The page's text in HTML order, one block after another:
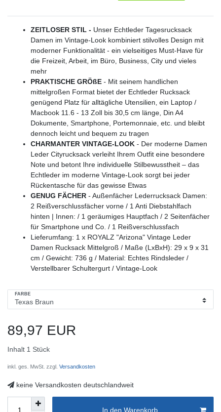
ZEITLOSER STIL - Unser Echtleder Tagesrucksack
Damen im Vintage-Look kombiniert stilvolles Design mit
moderner Funktionalität - ein vielseitiges Must-Have für
die Freizeit, Arbeit, im Büro, Business, City und vieles
mehr
PRAKTISCHE GRÖßE - Mit seinem handlichen
mittelgroßen Format bietet der Echtleder Rucksack
genügend Platz für alltägliche Utensilien, ein Laptop /
Macbook 11.6 - 13 Zoll bis 30,5 cm länge, Din A4
Dokumente, Smartphone, Portemonnaie, etc. und bleibt
dennoch leicht und bequem zu tragen
CHARMANTER VINTAGE-LOOK - Der moderne Damen
Leder Cityrucksack verleiht Ihrem Outfit eine besondere
Note und betont Ihre individuelle Stilbewusstheit – das
Echtleder im moderne Vintage-Look sorgt bei jeder
Rückentasche für das gewisse Etwas
GENUG FÄCHER - Außenfächer Lederrucksack Damen:
2 Reißverschlussfächer vorne / 1 Anti Diebstahlfach
hinten | Innen: / 1 geräumiges Hauptfach / 2 Seitenfächer
für Smartphone und Co. / 1 Reißverschlussfach
Lieferumfang: 1 x ROYALZ "Arizona" Vintage Leder
Damen Rucksack Mittelgroß / Maße (LxBxH): 29 x 9 x 31
cm / Gewicht: 736 g / Material: Echtes Rindsleder /
Verstellbarer Schultergurt / Vintage-Look
FARBE
89,97 EUR
Inhalt 1 Stück
inkl. ges. MwSt. zzgl. Versandkosten
keine Versandkosten deutschlandweit
In den Warenkorb